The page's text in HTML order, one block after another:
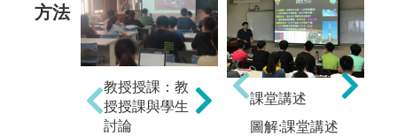
方法
教授授課：教
授授課與學生
討論
實驗實作教
學：教授及助
教協助同學透
課堂講述
圖解:課堂講述